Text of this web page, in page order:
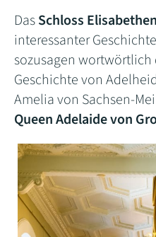
DasSchloss
interessanter
sozusagen
Geschichte von
Amelia von Sachsen-
Queen Adelaide von